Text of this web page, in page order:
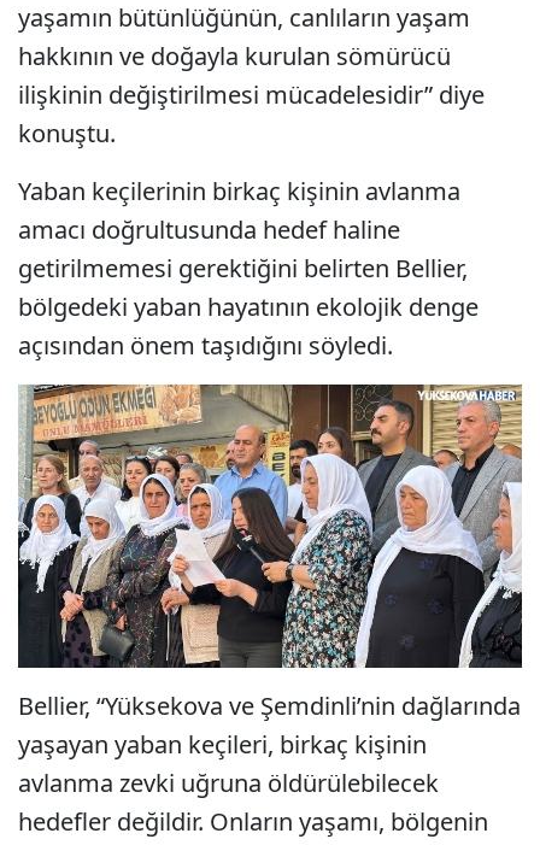
yaşamın bütünlüğünün, canlıların yaşam
hakkının ve doğayla kurulan sömürücü
ilişkinin değiştirilmesi mücadelesidir” diye
konuştu.
Yaban keçilerinin birkaç kişinin avlanma
amacı doğrultusunda hedef haline
getirilmemesi gerektiğini belirten Bellier,
bölgedeki yaban hayatının ekolojik denge
açısından önem taşıdığını söyledi.
Bellier, “Yüksekova ve Şemdinli’nin dağlarında
yaşayan yaban keçileri, birkaç kişinin
avlanma zevki uğruna öldürülebilecek
hedefler değildir. Onların yaşamı, bölgenin